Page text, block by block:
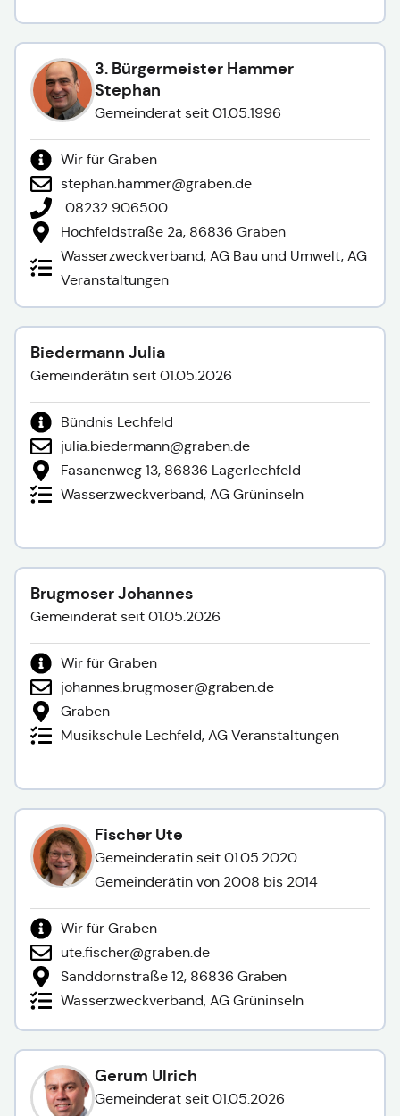
3. Bürgermeister Hammer
Stephan
Gemeinderat seit 01.05.1996
Wir für Graben
stephan.hammer@graben.de
08232 906500
Hochfeldstraße 2a, 86836 Graben
Wasserzweckverband, AG Bau und Umwelt, AG
Veranstaltungen
Biedermann Julia
Gemeinderätin seit 01.05.2026
Bündnis Lechfeld
julia.biedermann@graben.de
Fasanenweg 13, 86836 Lagerlechfeld
Wasserzweckverband, AG Grüninseln
Brugmoser Johannes
Gemeinderat seit 01.05.2026
Wir für Graben
johannes.brugmoser@graben.de
Graben
Musikschule Lechfeld, AG Veranstaltungen
Fischer Ute
Gemeinderätin seit 01.05.2020
Gemeinderätin von 2008 bis 2014
Wir für Graben
ute.fischer@graben.de
Sanddornstraße 12, 86836 Graben
Wasserzweckverband, AG Grüninseln
Gerum Ulrich
Gemeinderat seit 01.05.2026